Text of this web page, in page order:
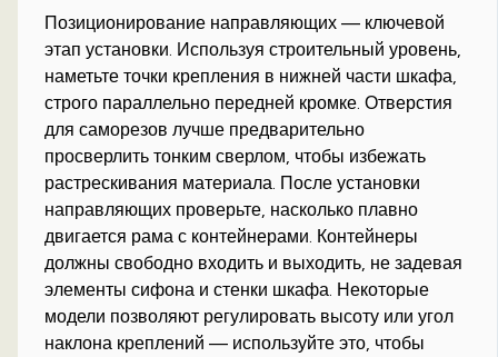
Позиционирование направляющих — ключевой
этап установки. Используя строительный уровень,
наметьте точки крепления в нижней части шкафа,
строго параллельно передней кромке. Отверстия
для саморезов лучше предварительно
просверлить тонким сверлом, чтобы избежать
растрескивания материала. После установки
направляющих проверьте, насколько плавно
двигается рама с контейнерами. Контейнеры
должны свободно входить и выходить, не задевая
элементы сифона и стенки шкафа. Некоторые
модели позволяют регулировать высоту или угол
наклона креплений — используйте это, чтобы